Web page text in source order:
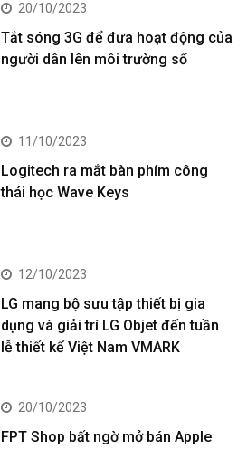
20/10/2023
Tắt sóng 3G để đưa hoạt động của
người dân lên môi trường số
11/10/2023
Logitech ra mắt bàn phím công
thái học Wave Keys
12/10/2023
LG mang bộ sưu tập thiết bị gia
dụng và giải trí LG Objet đến tuần
lễ thiết kế Việt Nam VMARK
20/10/2023
FPT Shop bất ngờ mở bán Apple